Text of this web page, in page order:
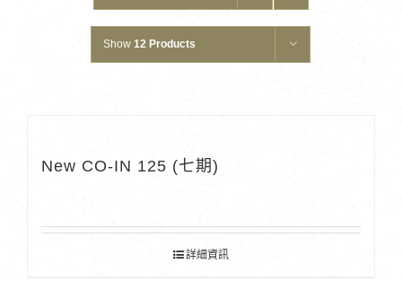
Show 12 Products
New CO-IN 125 (七期)
詳細資訊